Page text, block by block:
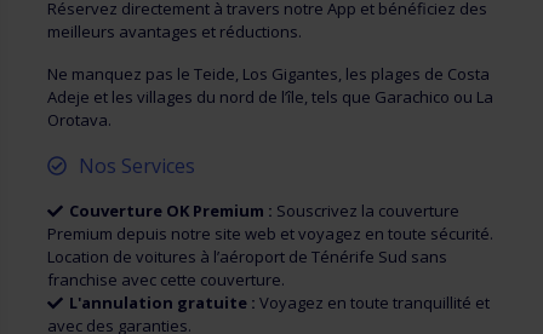
Réservez directement à travers notre App et bénéficiez des
meilleurs avantages et réductions.
Ne manquez pas le Teide, Los Gigantes, les plages de Costa
Adeje et les villages du nord de l’île, tels que Garachico ou La
Orotava.
Nos Services
Couverture OK Premium : Souscrivez la couverture
Premium depuis notre site web et voyagez en toute sécurité.
Location de voitures à l’aéroport de Ténérife Sud sans
franchise avec cette couverture.
L'annulation gratuite : Voyagez en toute tranquillité et
avec des garanties.